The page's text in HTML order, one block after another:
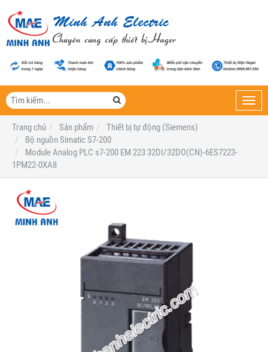
Trang chủ
Sản phẩm
Thiết bị tự động (Siemens)
Bộ nguồn Simatic S7-200
Module Analog PLC s7-200 EM 223 32DI/32DO(CN)-6ES7223-
1PM22-0XA8